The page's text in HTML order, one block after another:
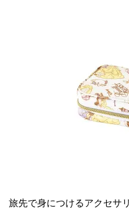
旅先で身につけるアクセサ